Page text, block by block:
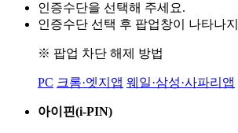
인증수단을 선택해 주세요.
인증수단 선택 후 팝업창이 나타나
※ 팝업 차단 해제 방법
PC 크롬·엣지앱 웨일·삼성·사파리앱
아이핀(i-PIN)